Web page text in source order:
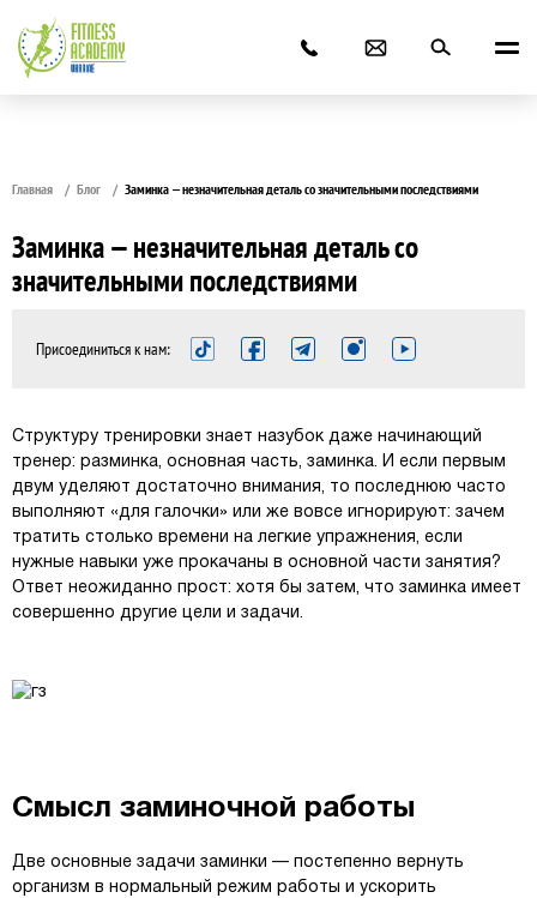
Главная Блог Заминка — незначительная деталь со значительными последствиями
Заминка — незначительная деталь со
значительными последствиями
Присоединиться к нам:
Структуру тренировки знает назубок даже начинающий
тренер: разминка, основная часть, заминка. И если первым
двум уделяют достаточно внимания, то последнюю часто
выполняют «для галочки» или же вовсе игнорируют: зачем
тратить столько времени на легкие упражнения, если
нужные навыки уже прокачаны в основной части занятия?
Ответ неожиданно прост: хотя бы затем, что заминка имеет
совершенно другие цели и задачи.
Смысл заминочной работы
Две основные задачи заминки — постепенно вернуть
организм в нормальный режим работы и ускорить